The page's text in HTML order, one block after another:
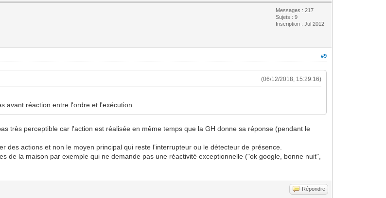
Messages : 217
Sujets : 9
Inscription : Jul 2012
#9
(06/12/2018, 15:29:16)
avant réaction entre l'ordre et l'exécution...
très perceptible car l'action est réalisée en même temps que la GH donne sa réponse (pendant le
actions et non le moyen principal qui reste l’interrupteur ou le détecteur de présence.
de la maison par exemple qui ne demande pas une réactivité exceptionnelle ("ok google, bonne nuit",
Répondre